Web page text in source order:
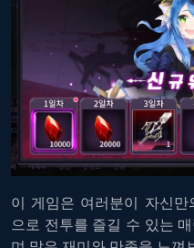
이 게임은 여러분이 자신만
으로 전투를 즐길 수 있는